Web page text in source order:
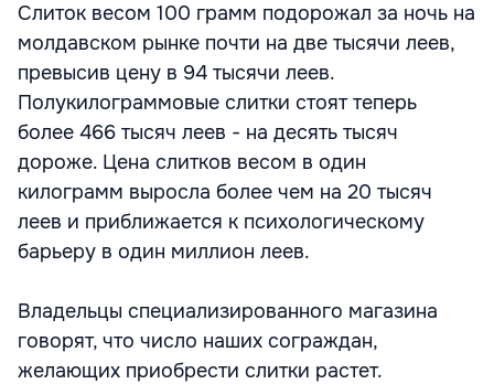
Слиток весом 100 грамм подорожал за ночь на
молдавском рынке почти на две тысячи леев,
превысив цену в 94 тысячи леев.
Полукилограммовые слитки стоят теперь
более 466 тысяч леев - на десять тысяч
дороже. Цена слитков весом в один
килограмм выросла более чем на 20 тысяч
леев и приближается к психологическому
барьеру в один миллион леев.
Владельцы специализированного магазина
говорят, что число наших сограждан,
желающих приобрести слитки растет.